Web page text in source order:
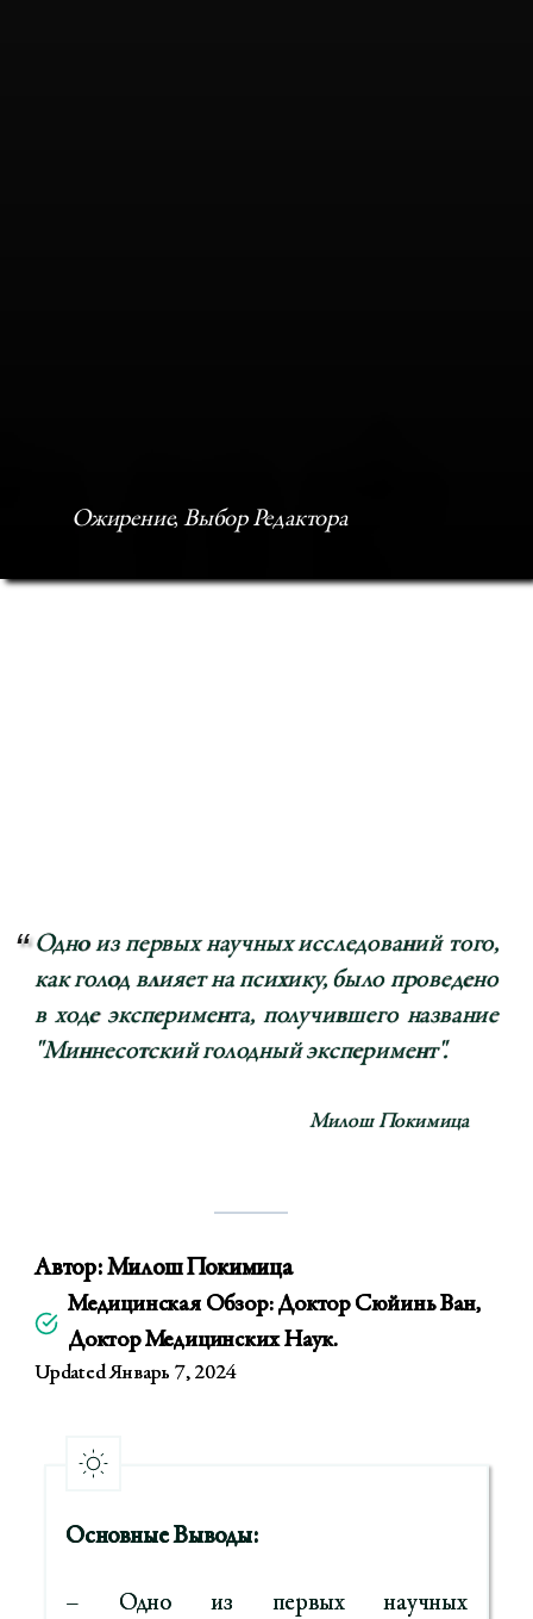
Ожирение, Выбор Редактора
Одно из первых научных исследований того,
как голод влияет на психику, было проведено
в ходе эксперимента, получившего название
"Миннесотский голодный эксперимент".
Милош Покимица
Автор:Милош Покимица
Медицинская Обзор: Доктор Сюйинь Ван,
Доктор Медицинских Наук.
Updated Январь 7, 2024
Основные Выводы:
– Одно из первых научных